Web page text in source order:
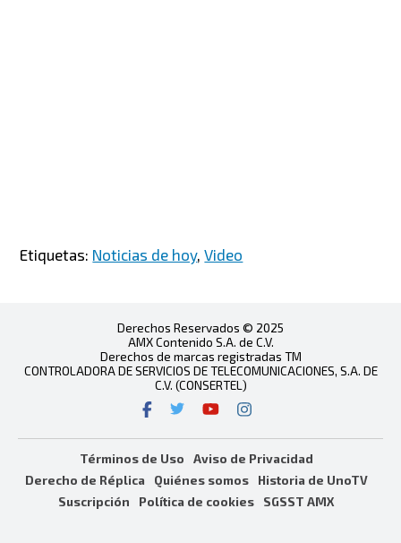
Etiquetas: Noticias de hoy,Video
Derechos Reservados © 2025
AMX Contenido S.A. de C.V.
Derechos de marcas registradas TM
CONTROLADORA DE SERVICIOS DE TELECOMUNICACIONES, S.A. DE
C.V. (CONSERTEL)
Términos de Uso
Aviso de Privacidad
Derecho de Réplica
Quiénes somos
Historia de UnoTV
Suscripción
Política de cookies SGSST AMX